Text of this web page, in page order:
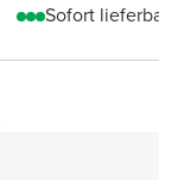
Sofort lieferbar